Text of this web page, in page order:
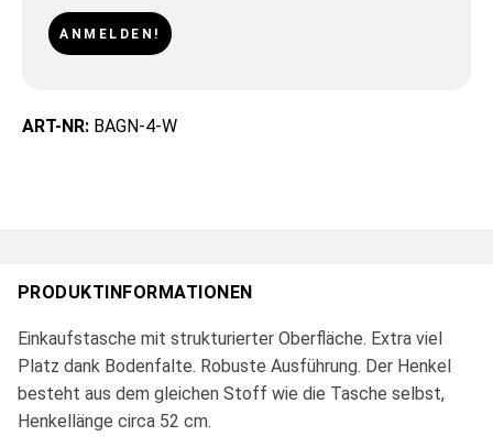
ANMELDEN!
ART-NR: BAGN-4-W
PRODUKTINFORMATIONEN
Einkaufstasche mit strukturierter Oberfläche. Extra viel
Platz dank Bodenfalte. Robuste Ausführung. Der Henkel
besteht aus dem gleichen Stoff wie die Tasche selbst,
Henkellänge circa 52 cm.